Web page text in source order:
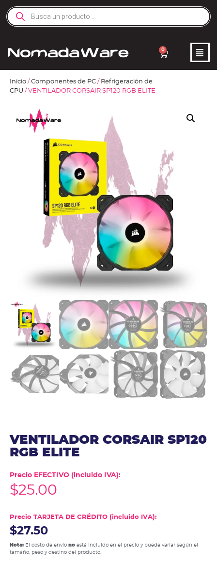
0
Inicio / Componentes de PC / Refrigeración de
CPU / VENTILADOR CORSAIR SP120 RGB ELITE
VENTILADOR CORSAIR SP120
RGB ELITE
Precio EFECTIVO (incluido IVA):
$25.00
Precio TARJETA DE CRÉDITO (incluido IVA):
$27.50
Nota: El costo de envío no está incluido en el precio y puede variar según el
tamaño, peso y destino del producto.